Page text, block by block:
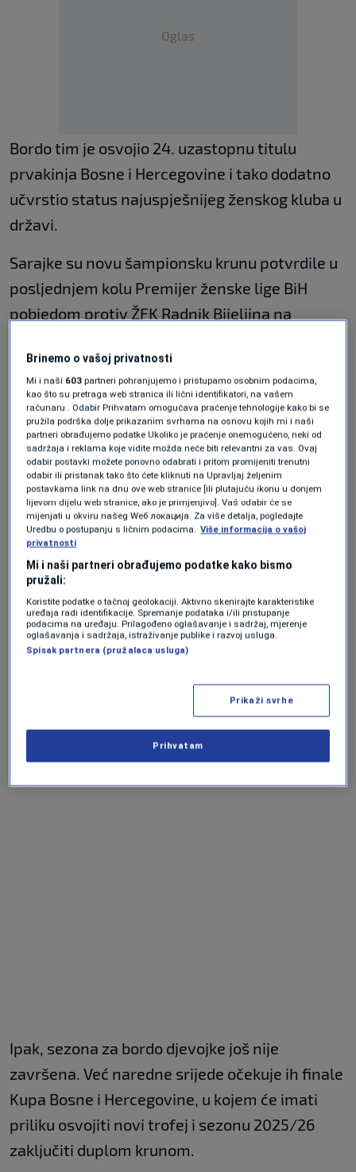
Oglas
Bordo tim je osvojio 24. uzastopnu titulu
prvakinja Bosne i Hercegovine i tako dodatno
učvrstio status najuspješnijeg ženskog kluba u
državi.
Sarajke su novu šampionsku krunu potvrdile u
posljednjem kolu Premijer ženske lige BiH
pobjedom protiv ŽFK Radnik Bijeljina na
Time je nastavljen nestvaran niz koji traje
gotovo četvrt stoljeća, a SFK 2000 Sarajevo
ponovo je pomjerio vlastite granice i postavio
standarde kakve rijetko viđamo i u mnogo
većim evropskim ligama.
Nova titula donijela je klubu i plasman u
kvalifikacije za UEFA Women’s Champions
League, gdje će Sarajevo i naredne sezone
predstavljati Bosnu i Hercegovinu na
međunarodnoj sceni.
Ipak, sezona za bordo djevojke još nije
završena. Već naredne srijede očekuje ih finale
Kupa Bosne i Hercegovine, u kojem će imati
priliku osvojiti novi trofej i sezonu 2025/26
zaključiti duplom krunom.
Brinemo o vašoj privatnosti
Mi i naši 603 partneri pohranjujemo i pristupamo osobnim podacima,
kao što su pretraga web stranica ili lični identifikatori, na vašem
računaru . Odabir Prihvatam omogućava praćenje tehnologije kako bi se
pružila podrška dolje prikazanim svrhama na osnovu kojih mi i naši
partneri obrađujemo podatke Ukoliko je praćenje onemogućeno, neki od
sadržaja i reklama koje vidite možda neće biti relevantni za vas. Ovaj
odabir postavki možete ponovno odabrati i pritom promijeniti trenutni
odabir ili pristanak tako što ćete kliknuti na Upravljaj željenim
postavkama link na dnu ove web stranice [ili plutajuću ikonu u donjem
lijevom dijelu web stranice, ako je primjenjivo]. Vaš odabir će se
mijenjati u okviru našeg Wеб локација. Za više detalja, pogledajte
Uredbu o postupanju s ličnim podacima. Više informacija o vašoj
privatnosti
Mi i naši partneri obrađujemo podatke kako bismo
pružali:
Koristite podatke o tačnoj geolokaciji. Aktivno skenirajte karakteristike
uređaja radi identifikacije. Spremanje podataka i/ili pristupanje
podacima na uređaju. Prilagođeno oglašavanje i sadržaj, mjerenje
oglašavanja i sadržaja, istraživanje publike i razvoj usluga.
Spisak partnera (pružalaca usluga)
Prikaži svrhe
Prihvatam